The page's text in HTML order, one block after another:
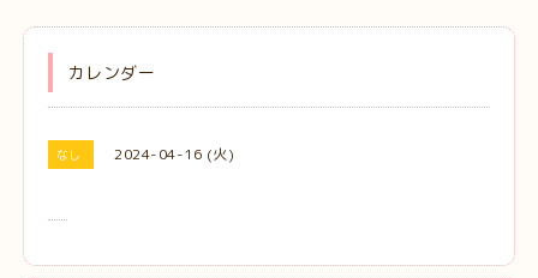
カレンダー
なし 2024-04-16 (火)